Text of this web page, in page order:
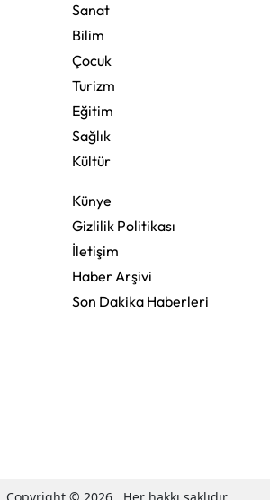
Sanat
Bilim
Çocuk
Turizm
Eğitim
Sağlık
Kültür
Künye
Gizlilik Politikası
İletişim
Haber Arşivi
Son Dakika Haberleri